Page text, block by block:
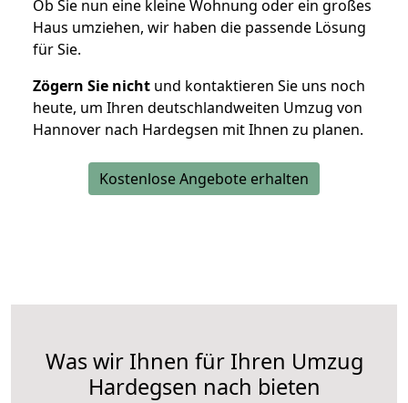
Ob Sie nun eine kleine Wohnung oder ein großes
Haus umziehen, wir haben die passende Lösung
für Sie.
Zögern Sie nicht und kontaktieren Sie uns noch
heute, um Ihren deutschlandweiten Umzug von
Hannover nach Hardegsen mit Ihnen zu planen.
Kostenlose Angebote erhalten
Was wir Ihnen für Ihren Umzug
Hardegsen nach bieten